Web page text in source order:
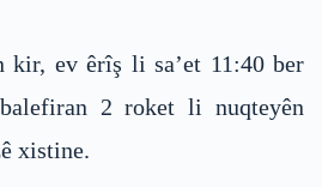
kir, ev êrîş li sa’et 11:40 ber
2 roket li nuqteyên
xistine.